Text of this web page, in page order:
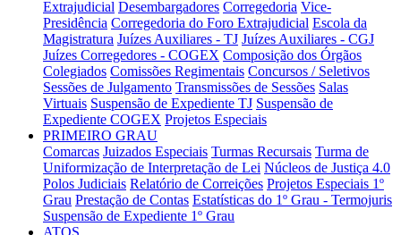
Extrajudicial Desembargadores Corregedoria Vice-
Presidência Corregedoria do Foro Extrajudicial Escola da
Magistratura Juízes Auxiliares - TJ Juízes Auxiliares - CGJ
Juízes Corregedores - COGEX Composição dos Órgãos
Colegiados Comissões Regimentais Concursos / Seletivos
Sessões de Julgamento Transmissões de Sessões Salas
Virtuais Suspensão de Expediente TJ Suspensão de
Expediente COGEX Projetos Especiais
PRIMEIRO GRAU
Comarcas Juizados Especiais Turmas Recursais Turma de
Uniformização de Interpretação de Lei Núcleos de Justiça 4.0
Polos Judiciais Relatório de Correições Projetos Especiais 1º
Grau Prestação de Contas Estatísticas do 1º Grau - Termojuris
Suspensão de Expediente 1º Grau
ATOS